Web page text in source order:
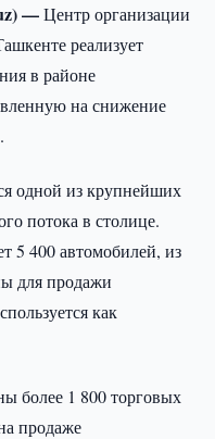
—Центр организации
реализует
в районе
на снижение
одной из крупнейших
потока в столице.
5 400 автомобилей, из
для продажи
как
более 1 800 торговых
продаже